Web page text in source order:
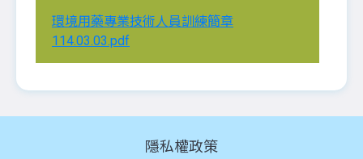
環境用藥專業技術人員訓練簡章
114.03.03.pdf
隱私權政策